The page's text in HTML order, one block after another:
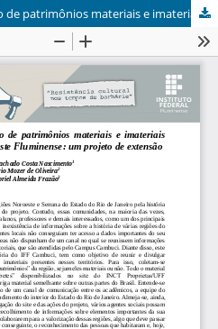
Cadastramento e divulgação de patrimônios materiais e imateriais das regiões Serrana e Noroeste Fluminense